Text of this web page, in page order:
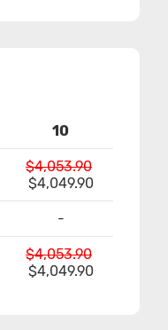
10
$4,053.90
$4,049.90
-
$4,053.90
$4,049.90